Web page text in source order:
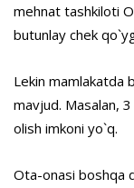
mehnat tashkiloti
butunlay chek
Lekin mamlakatda
mavjud. Masalan,
olish imkoni yo`q.
Ota-onasi boshqa